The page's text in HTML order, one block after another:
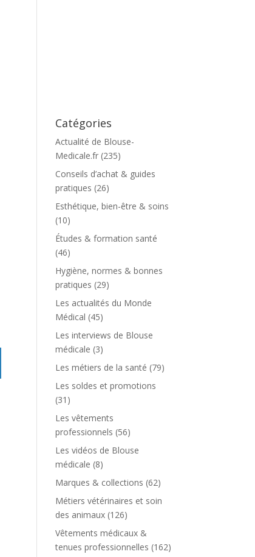
Catégories
Actualité de Blouse-
Medicale.fr (235)
Conseils d’achat & guides
pratiques (26)
Esthétique, bien-être & soins
(10)
Études & formation santé
(46)
Hygiène, normes & bonnes
pratiques (29)
Les actualités du Monde
Médical (45)
Les interviews de Blouse
médicale (3)
Les métiers de la santé (79)
Les soldes et promotions
(31)
Les vêtements
professionnels (56)
Les vidéos de Blouse
médicale (8)
Marques & collections (62)
Métiers vétérinaires et soin
des animaux (126)
Vêtements médicaux &
tenues professionnelles (162)